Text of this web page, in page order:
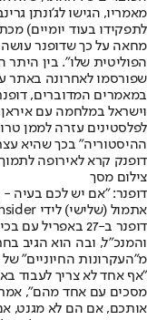
מאמריו, הגישו לג'ונתן
מחאה על כך שדופנר
הפוליטית שלו". בין
שפורסמו לאחרונה באתר
במאמרים המדוברים,
וישראל במלחמה עם
לפלסטינים עזרה לממן
ההיסטוריה" בכך שהיא
דופנק קרא לאירופה
צילום מסך
דופנר: "אם יש לכם בעיה -
דופנר ב-27
והמנכ"ל, ובה הוא הגיב
מ"העקרונות החיוניים"
"אף אחד לא צריך לעבוד
מסכים עם אחד מהם", אמר
אותכם, אם הם לא מגנט,